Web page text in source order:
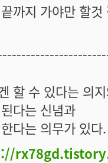
까지 가야만 할
할 수 있다는 의
다는 신념과
다는 의무가 있다.